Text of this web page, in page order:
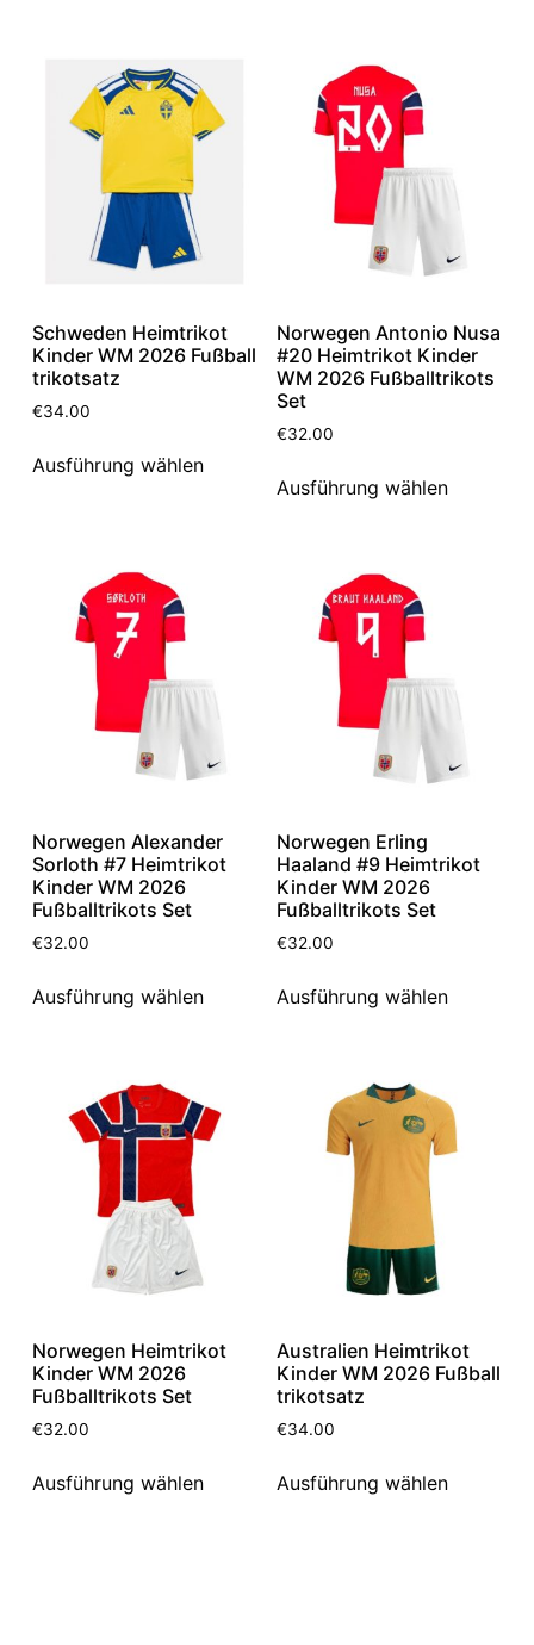
Schweden Heimtrikot
Kinder WM 2026 Fußball
trikotsatz
€34.00
Ausführung wählen
Norwegen Antonio Nusa
#20 Heimtrikot Kinder
WM 2026 Fußballtrikots
Set
€32.00
Ausführung wählen
Norwegen Alexander
Sorloth #7 Heimtrikot
Kinder WM 2026
Fußballtrikots Set
€32.00
Ausführung wählen
Norwegen Erling
Haaland #9 Heimtrikot
Kinder WM 2026
Fußballtrikots Set
€32.00
Ausführung wählen
Norwegen Heimtrikot
Kinder WM 2026
Fußballtrikots Set
€32.00
Ausführung wählen
Australien Heimtrikot
Kinder WM 2026 Fußball
trikotsatz
€34.00
Ausführung wählen